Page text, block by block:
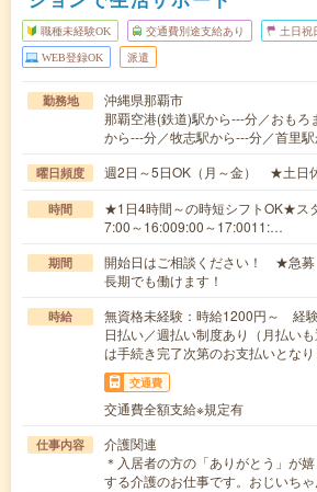
職種未経験OK 交通費別途支給あり 土日祝
WEB登録OK 派遣
勤務地
沖縄県那覇市
那覇空港(鉄道)駅から---分／おもろ
から---分／牧志駅から---分／首里
曜日頻度 週2日～5日OK（月～金） ★土日
時間
★1日4時間～の時短シフトOK★ス
7:00～16:009:00～17:0011:…
期間
開始日はご相談ください！ ★急
長期でも働けます！
時給
無資格未経験：時給1200円～
日払い／週払い制度あり（月払い
は手続き完了次第のお支払いとなり
交通費
交通費全額支給※規定有
仕事内容
介護関連
＊入居者の方の「ありがとう」が
する介護のお仕事です。おじいち